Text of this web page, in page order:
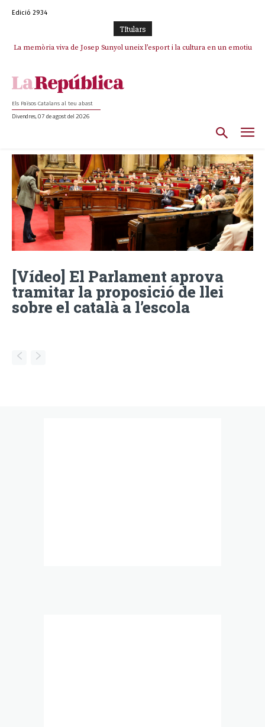
Edició 2934
TItulars
La memòria viva de Josep Sunyol uneix l’esport i la cultura en un emotiu
Els Països Catalans al teu abast
Divendres, 07 de agost del 2026
[Vídeo] El Parlament aprova
tramitar la proposició de llei
sobre el català a l’escola